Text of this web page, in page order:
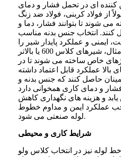
کننده ای در تحمل فشار و دمای
از فولاد کربنی، فولاد ضد زنگ
می شوند تا بتوانند فشار، دما و
کنند. انتخاب جنس بدنه مناسب
ایمنی و عملکرد پایدار شیر را
تضمین می کند. برای مثال، شیرهای کلاس 600 یا بالاتر
خاص ساخته می شوند تا در
عملکرد قابل اعتماد داشته
حاصل کنند که جنس بدنه و
و دمای کاری همخوانی دارد
و هزینه های نگهداری کاهش
عملکرد ایمن و مداوم خطوط
لوله صنعتی می شود.
شرایط کاری و محیطی
لوله نیز در انتخاب کلاس ولو